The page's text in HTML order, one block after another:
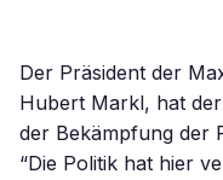
Der Präsident der
Hubert Markl, hat
der Bekämpfung der
“Die Politik hat hier